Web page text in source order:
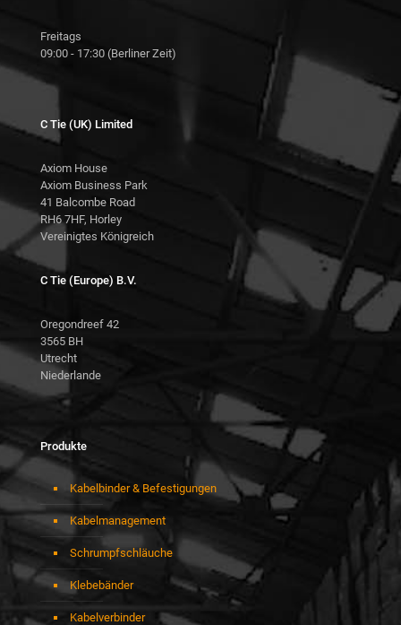
Freitags
09:00 - 17:30 (Berliner Zeit)
C Tie (UK) Limited
Axiom House
Axiom Business Park
41 Balcombe Road
RH6 7HF, Horley
Vereinigtes Königreich
C Tie (Europe) B.V.
Oregondreef 42
3565 BH
Utrecht
Niederlande
Produkte
Kabelbinder & Befestigungen
Kabelmanagement
Schrumpfschläuche
Klebebänder
Kabelverbinder